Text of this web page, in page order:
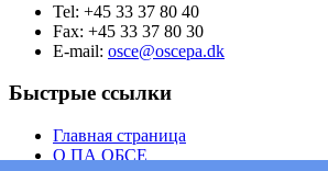
Tel: +45 33 37 80 40
Fax: +45 33 37 80 30
E-mail: osce@oscepa.dk
Быстрые ссылки
Главная страница
О ПА ОБСЕ